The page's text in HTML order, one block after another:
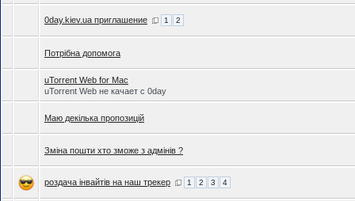
0day.kiev.ua приглашение 1 2
Потрібна допомога
uTorrent Web for Mac
uTorrent Web не качает с 0day
Маю декілька пропозицій
Зміна пошти хто зможе з адмінів ?
роздача інвайтів на наш трекер 1 2 3 4